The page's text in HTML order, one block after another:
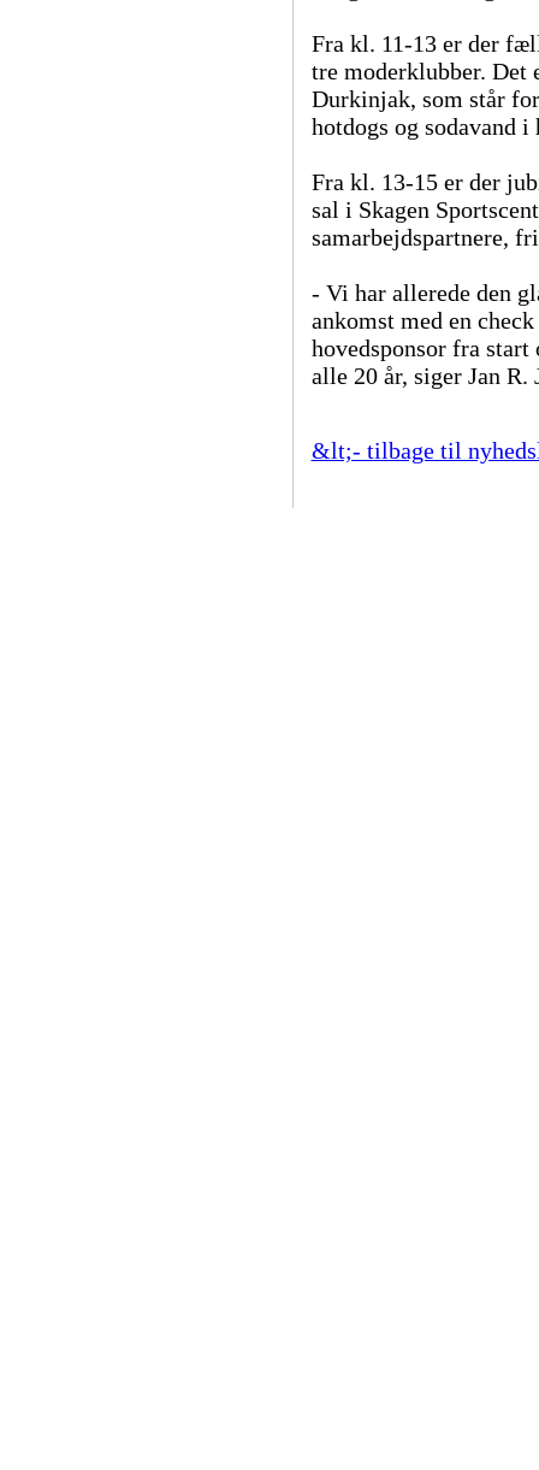
Fra kl. 11-13 er der
tre moderklubber.
Durkinjak, som står
hotdogs og sodavand i
Fra kl. 13-15 er der
sal i Skagen
samarbejdspartnere,
- Vi har allerede den
ankomst med en
hovedsponsor fra
alle 20 år, siger Jan R.
&lt;- tilbage til